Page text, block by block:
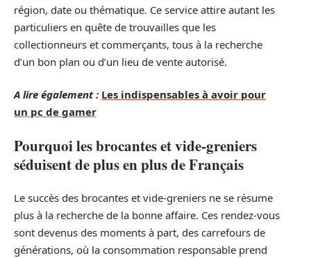
région, date ou thématique. Ce service attire autant les
particuliers en quête de trouvailles que les
collectionneurs et commerçants, tous à la recherche
d’un bon plan ou d’un lieu de vente autorisé.
A lire également : Les indispensables à avoir pour
un pc de gamer
Pourquoi les brocantes et vide-greniers
séduisent de plus en plus de Français
Le succès des brocantes et vide-greniers ne se résume
plus à la recherche de la bonne affaire. Ces rendez-vous
sont devenus des moments à part, des carrefours de
générations, où la consommation responsable prend